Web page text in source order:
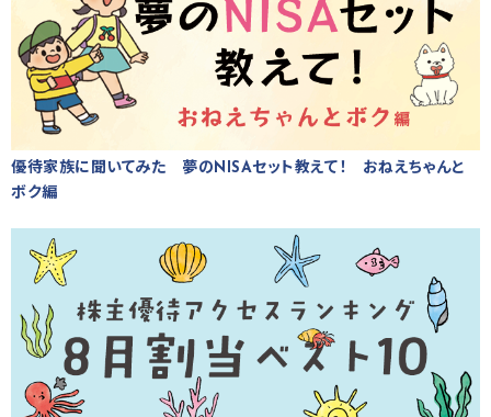
優待家族に聞いてみた 夢のNISAセット教えて！ おねえちゃんと
ボク編